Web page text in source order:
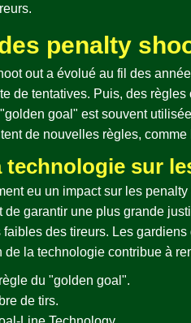
penalty
out a évolué au fil des
de tentatives. Puis, des
goal" est souvent
de nouvelles règles,
technologie sur
eu un impact sur les
de garantir une plus grande
des tireurs. Les
la technologie contribue à
du "golden goal".
de tirs.